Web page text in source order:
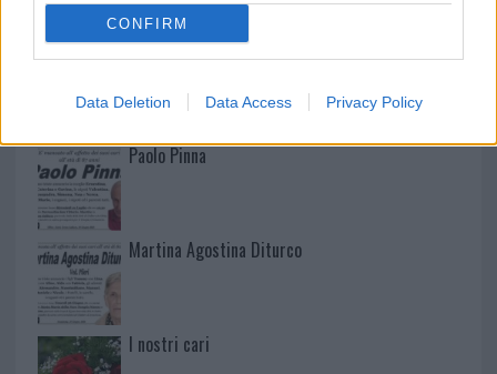
CONFIRM
Data Deletion Data Access Privacy Policy
Mario Malu
Paolo Pinna
Martina Agostina Diturco
I nostri cari